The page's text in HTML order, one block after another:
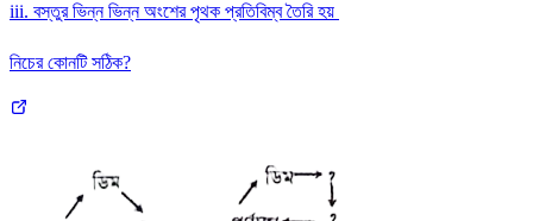
iii. বস্তুর ভিন্ন ভিন্ন অংশের পৃথক প্রতিবিম্ব তৈরি হয়
নিচের কোনটি সঠিক?